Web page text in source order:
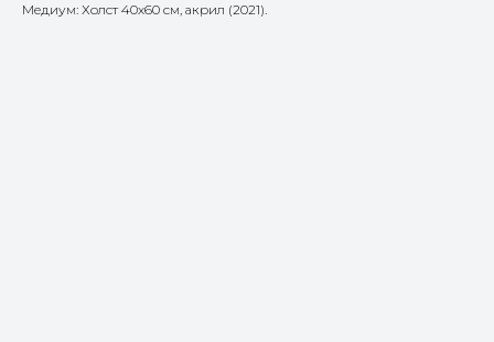
Медиум: Холст 40х60 см, акрил (2021).